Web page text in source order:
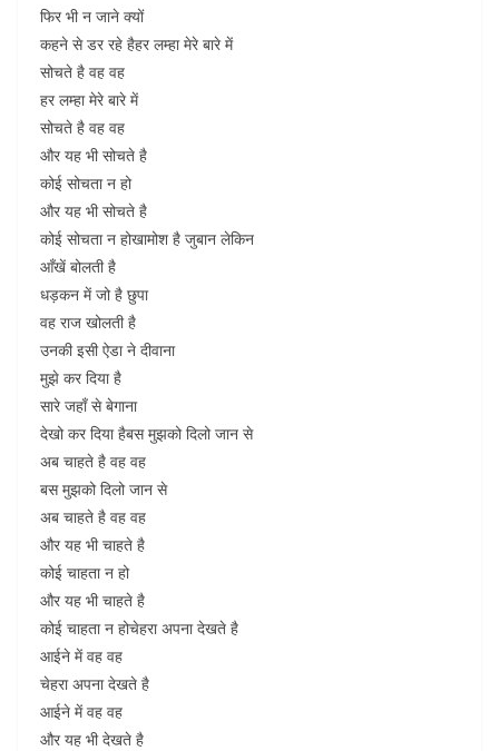
फिर भी न जाने क्यों
कहने से डर रहे हैहर लम्हा मेरे बारे में
सोचते है वह वह
हर लम्हा मेरे बारे में
सोचते है वह वह
और यह भी सोचते है
कोई सोचता न हो
और यह भी सोचते है
कोई सोचता न होखामोश है जुबान लेकिन
आँखें बोलती है
धड़कन में जो है छुपा
वह राज खोलती है
उनकी इसी ऐडा ने दीवाना
मुझे कर दिया है
सारे जहाँ से बेगाना
देखो कर दिया हैबस मुझको दिलो जान से
अब चाहते है वह वह
बस मुझको दिलो जान से
अब चाहते है वह वह
और यह भी चाहते है
कोई चाहता न हो
और यह भी चाहते है
कोई चाहता न होचेहरा अपना देखते है
आईने में वह वह
चेहरा अपना देखते है
आईने में वह वह
और यह भी देखते है